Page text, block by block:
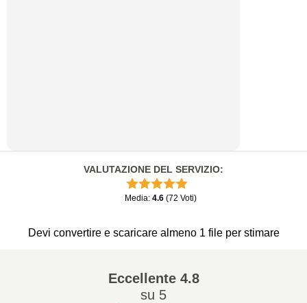
VALUTAZIONE DEL SERVIZIO:
Media: 4.6 (72 Voti)
Devi convertire e scaricare almeno 1 file per stimare
Eccellente4.8
su 5